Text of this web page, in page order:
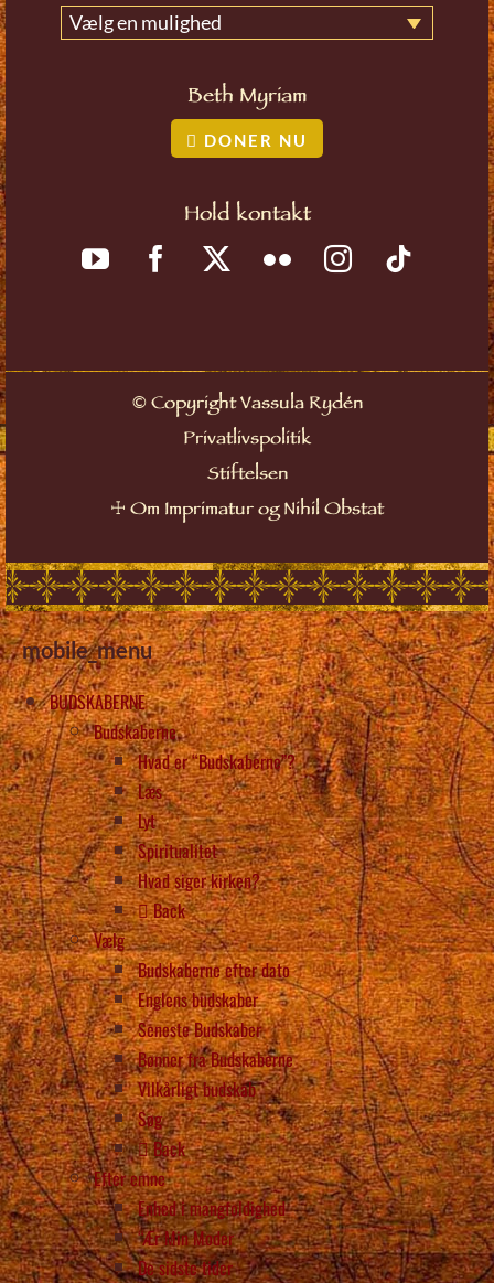
Vælg en mulighed
Beth Myriam
DONER NU
Hold kontakt
©Copyright Vassula Rydén
Privatlivspolitik
Stiftelsen
☩ Om Imprimatur og Nihil Obstat
mobile_menu
BUDSKABERNE
Budskaberne
Hvad er “Budskaberne”?
Læs
Lyt
Spiritualitet
Hvad siger kirken?
Back
Vælg
Budskaberne efter dato
Englens budskaber
Seneste Budskaber
Bønner fra Budskaberne
Vilkårligt budskab
Søg
Back
Efter emne
Enhed i mangfoldighed
“Ær Min Moder
De sidste tider